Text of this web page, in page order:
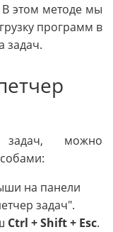
В этом методе мы
программ в
задач.
задач, можно
на панели
задач".
Ctrl + Shift + Esc.